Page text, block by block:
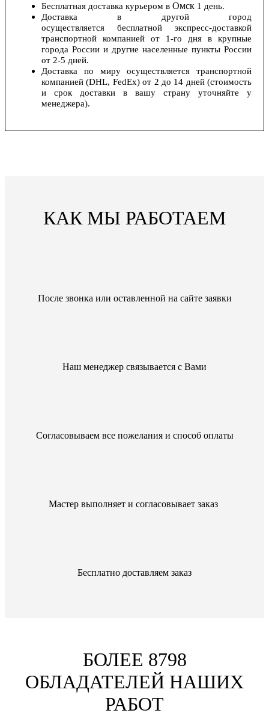
Бесплатная доставка курьером в Омск 1 день.
Доставка в другой город
осуществляется бесплатной экспресс-доставкой
транспортной компанией от 1-го дня в крупные
города России и другие населенные пункты России
от 2-5 дней.
Доставка по миру осуществляется транспортной
компанией (DHL, FedEx) от 2 до 14 дней (стоимость
и срок доставки в вашу страну уточняйте у
менеджера).
КАК МЫ РАБОТАЕМ
После звонка или оставленной на сайте заявки
Наш менеджер связывается с Вами
Согласовываем все пожелания и способ оплаты
Мастер выполняет и согласовывает заказ
Бесплатно доставляем заказ
БОЛЕЕ 8798
ОБЛАДАТЕЛЕЙ НАШИХ
РАБОТ